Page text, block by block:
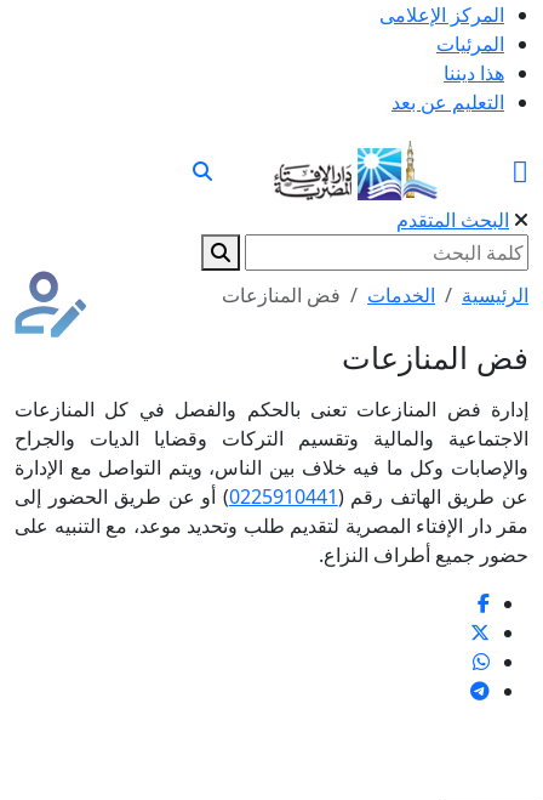
المركز الإعلامى
المرئيات
هذا ديننا
التعليم عن بعد
البحث المتقدم
الرئيسية الخدمات فض المنازعات
فض المنازعات
إدارة فض المنازعات تعنى بالحكم والفصل في كل المنازعات
الاجتماعية والمالية وتقسيم التركات وقضايا الديات والجراح
والإصابات وكل ما فيه خلاف بين الناس، ويتم التواصل مع الإدارة
عن طريق الهاتف رقم (0225910441) أو عن طريق الحضور إلى
مقر دار الإفتاء المصرية لتقديم طلب وتحديد موعد، مع التنبيه على
حضور جميع أطراف النزاع.